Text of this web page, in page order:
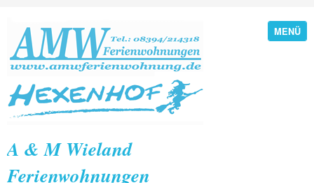
MENÜ
A & M Wieland
Ferienwohnungen